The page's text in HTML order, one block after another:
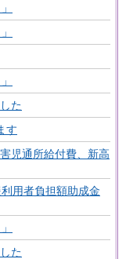
た
す
児通所給付費、新高
用者負担額助成金
た